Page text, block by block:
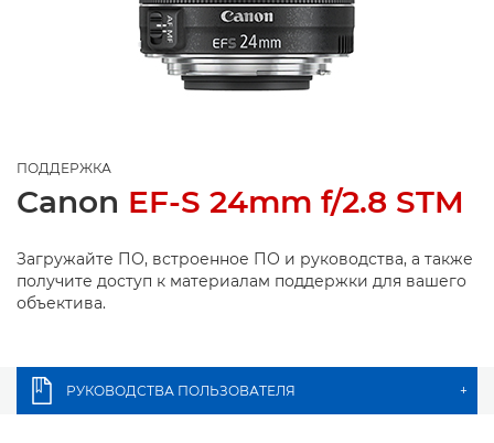
ПОДДЕРЖКА
Canon EF-S 24mm f/2.8 STM
Загружайте ПО, встроенное ПО и руководства, а также
получите доступ к материалам поддержки для вашего
объектива.
РУКОВОДСТВА ПОЛЬЗОВАТЕЛЯ +